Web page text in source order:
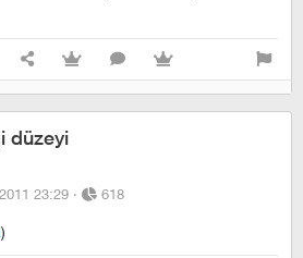
düzeyi
23:29 · 618
)